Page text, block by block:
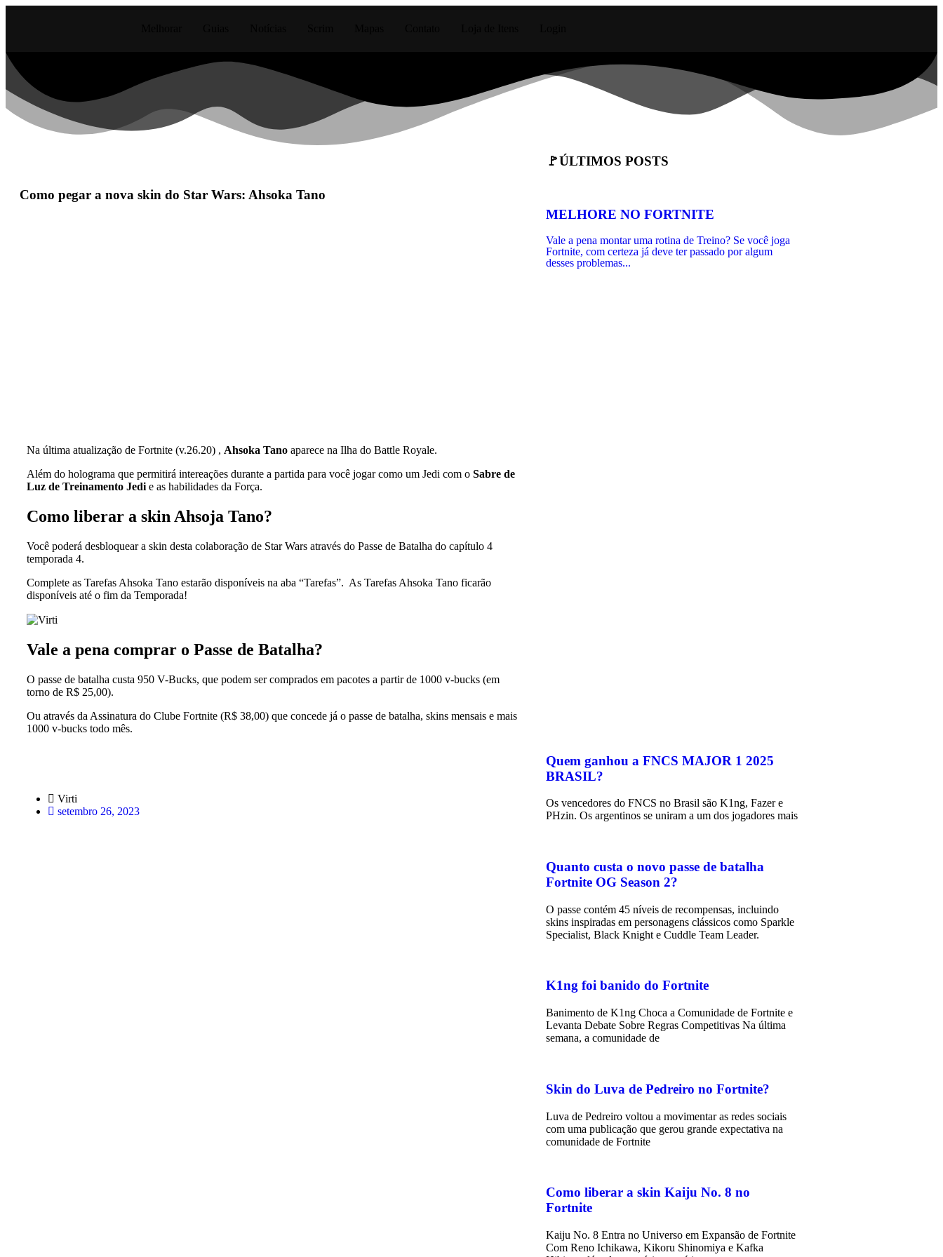
Como pegar a nova skin do Star Wars: Ahsoka Tano
Na última atualização de Fortnite (v.26.20) , Ahsoka Tano aparece na Ilha do Battle Royale.
Além do holograma que permitirá intereações durante a partida para você jogar como um Jedi com o Sabre de
Luz de Treinamento Jedi e as habilidades da Força.
Como liberar a skin Ahsoja Tano?
Você poderá desbloquear a skin desta colaboração de Star Wars através do Passe de Batalha do capítulo 4
temporada 4.
Complete as Tarefas Ahsoka Tano estarão disponíveis na aba “Tarefas”. As Tarefas Ahsoka Tano ficarão
disponíveis até o fim da Temporada!
Vale a pena comprar o Passe de Batalha?
O passe de batalha custa 950 V-Bucks, que podem ser comprados em pacotes a partir de 1000 v-bucks (em
torno de R$ 25,00).
Ou através da Assinatura do Clube Fortnite (R$ 38,00) que concede já o passe de batalha, skins mensais e mais
1000 v-bucks todo mês.
Virti
setembro 26, 2023
🚩ÚLTIMOS POSTS
MELHORE NO FORTNITE
Vale a pena montar uma rotina de Treino? Se você joga
Fortnite, com certeza já deve ter passado por algum
desses problemas...
Quem ganhou a FNCS MAJOR 1 2025
BRASIL?
Os vencedores do FNCS no Brasil são K1ng, Fazer e
PHzin. Os argentinos se uniram a um dos jogadores mais
Quanto custa o novo passe de batalha
Fortnite OG Season 2?
O passe contém 45 níveis de recompensas, incluindo
skins inspiradas em personagens clássicos como Sparkle
Specialist, Black Knight e Cuddle Team Leader.
K1ng foi banido do Fortnite
Banimento de K1ng Choca a Comunidade de Fortnite e
Levanta Debate Sobre Regras Competitivas Na última
semana, a comunidade de
Skin do Luva de Pedreiro no Fortnite?
Luva de Pedreiro voltou a movimentar as redes sociais
com uma publicação que gerou grande expectativa na
comunidade de Fortnite
Como liberar a skin Kaiju No. 8 no
Fortnite
Kaiju No. 8 Entra no Universo em Expansão de Fortnite
Com Reno Ichikawa, Kikoru Shinomiya e Kafka